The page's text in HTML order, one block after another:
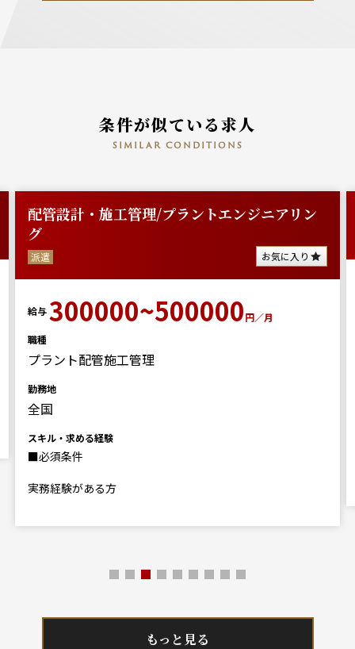
条件が似ている求人
similar conditions
配管設計・施工管理/プラントエンジニアリン
グ
派遣 お気に入り
給与300000~500000円／月
職種
プラント配管施工管理
勤務地
全国
スキル・求める経験
■必須条件
実務経験がある方
もっと見る